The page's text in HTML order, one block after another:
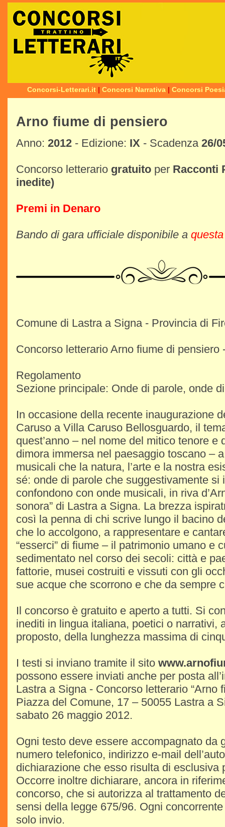
Concorsi-Letterari.it | Concorsi Narrativa | Concorsi
Arno fiume di pensiero
Anno: 2012 - Edizione: IX - Scadenza 26/
Concorso letterario gratuito per Racconti
inedite)
Premi in Denaro
Bando di gara ufficiale disponibile a
Comune di Lastra a Signa - Provincia di
Concorso letterario Arno fiume di pensiero
Regolamento
Sezione principale: Onde di parole, onde
In occasione della recente inaugurazione
Caruso a Villa Caruso Bellosguardo, il
quest’anno – nel nome del mitico tenore e
dimora immersa nel paesaggio toscano –
musicali che la natura, l’arte e la nostra
sé: onde di parole che suggestivamente si
confondono con onde musicali, in riva
sonora” di Lastra a Signa. La brezza
così la penna di chi scrive lungo il bacino
che lo accolgono, a rappresentare e
“esserci” di fiume – il patrimonio umano e
sedimentato nel corso dei secoli: città e
fattorie, musei costruiti e vissuti con gli
sue acque che scorrono e che da sempre
Il concorso è gratuito e aperto a tutti. Si
inediti in lingua italiana, poetici o narrativi,
proposto, della lunghezza massima di
I testi si inviano tramite il sito
possono essere inviati anche per posta
Lastra a Signa - Concorso letterario “Arno
Piazza del Comune, 17 – 50055 Lastra a
sabato 26 maggio 2012.
Ogni testo deve essere accompagnato da
numero telefonico, indirizzo e-mail
dichiarazione che esso risulta di esclusiva
Occorre inoltre dichiarare, ancora in
concorso, che si autorizza al trattamento
sensi della legge 675/96. Ogni
solo invio.